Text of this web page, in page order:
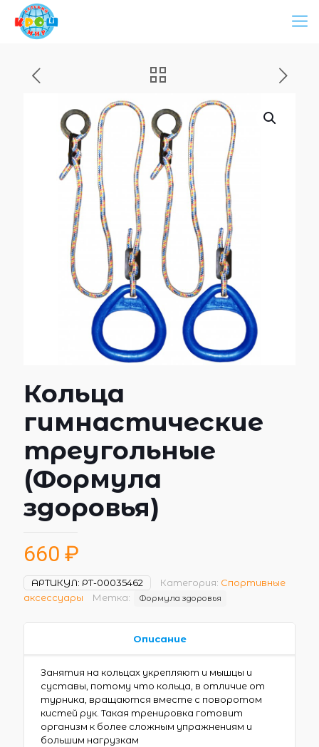
Кольца
гимнастические
треугольные
(Формула
здоровья)
660 ₽
АРТИКУЛ: РТ-00035462 Категория: Спортивные
аксессуары
Метка: Формула здоровья
Описание
Занятия на кольцах укрепляют и мышцы и
суставы, потому что кольца, в отличие от
турника, вращаются вместе с поворотом
кистей рук. Такая тренировка готовит
организм к более сложным упражнениям и
большим нагрузкам